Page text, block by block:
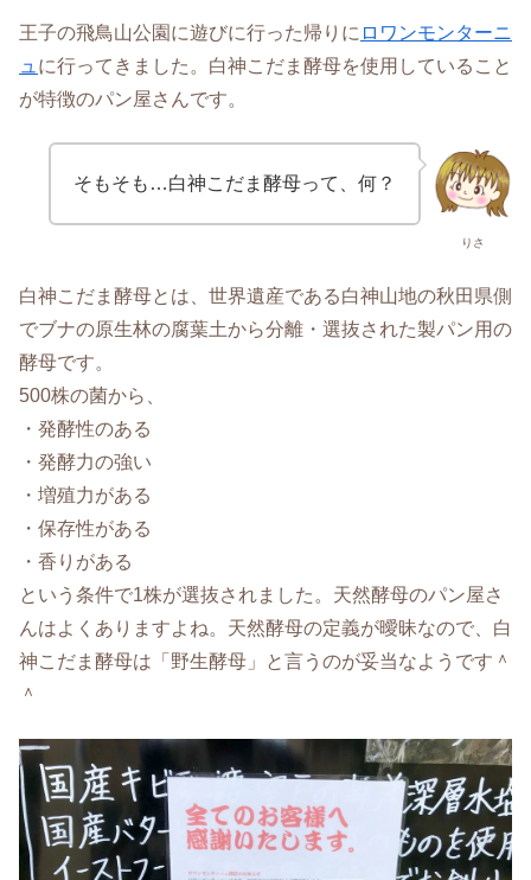
王子の飛鳥山公園に遊びに行った帰りに ロワンモンターニ
ュ に行ってきました。白神こだま酵母を使用していること
が特徴のパン屋さんです。
りさ
そもそも…白神こだま酵母って、何？
白神こだま酵母とは、世界遺産である白神山地の秋田県側
でブナの原生林の腐葉土から分離・選抜された製パン用の
酵母です。
500株の菌から、
・発酵性のある
・発酵力の強い
・増殖力がある
・保存性がある
・香りがある
という条件で1株が選抜されました。天然酵母のパン屋さ
んはよくありますよね。天然酵母の定義が曖昧なので、白
神こだま酵母は「野生酵母」と言うのが妥当なようです＾
＾